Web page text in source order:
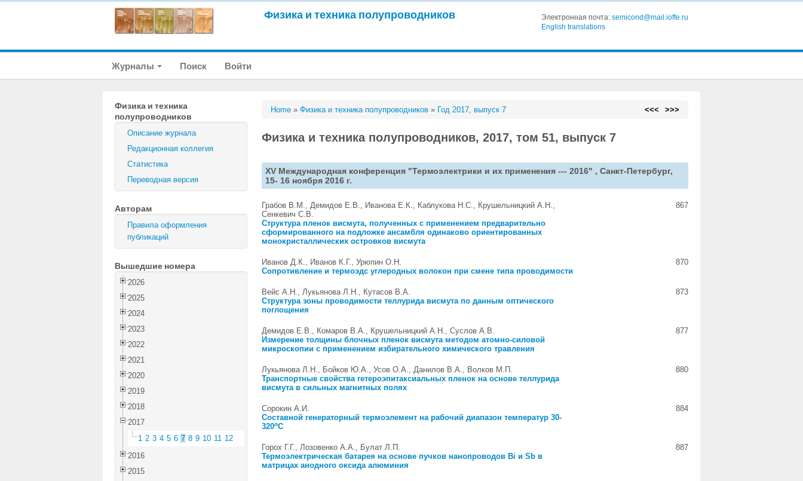
Физика и техника полупроводников Электронная почта: semicond@mail.ioffe.ru
English translations
Журналы Поиск Войти
Физика и техника
полупроводников
Описание журнала
Редакционная коллегия
Статистика
Переводная версия
Авторам
Правила оформления
публикаций
Вышедшие номера
2026
2025
2024
2023
2022
2021
2020
2019
2018
2017
1 2 3 4 5 6 7 8 9 10 11 12
2016
2015
Home »Физика и техника полупроводников » Год 2017, выпуск 7 <<< >>>
Физика и техника полупроводников, 2017, том 51, выпуск 7
XV Международная конференция "Термоэлектрики и их применения --- 2016" , Санкт-Петербург,
15- 16 ноября 2016 г.
Грабов В.М., Демидов Е.В., Иванова Е.К., Каблукова Н.С., Крушельницкий А.Н.,
Сенкевич С.В.
Структура пленок висмута, полученных с применением предварительно
сформированного на подложке ансамбля одинаково ориентированных
монокристаллических островков висмута
867
Иванов Д.К., Иванов К.Г., Урюпин О.Н.
Сопротивление и термоэдс углеродных волокон при смене типа проводимости
870
Вейс А.Н., Лукьянова Л.Н., Кутасов В.А.
Структура зоны проводимости теллурида висмута по данным оптического
поглощения
873
Демидов Е.В., Комаров В.А., Крушельницкий А.Н., Суслов А.В.
Измерение толщины блочных пленок висмута методом атомно-силовой
микроскопии с применением избирательного химического травления
877
Лукьянова Л.Н., Бойков Ю.А., Усов О.А., Данилов В.А., Волков М.П.
Транспортные свойства гетероэпитаксиальных пленок на основе теллурида
висмута в сильных магнитных полях
880
Сорокин А.И.
Составной генераторный термоэлемент на рабочий диапазон температур 30-
320oC
884
Горох Г.Г., Лозовенко А.А., Булат Л.П.
Термоэлектрическая батарея на основе пучков нанопроводов Bi и Sb в
матрицах анодного оксида алюминия
887